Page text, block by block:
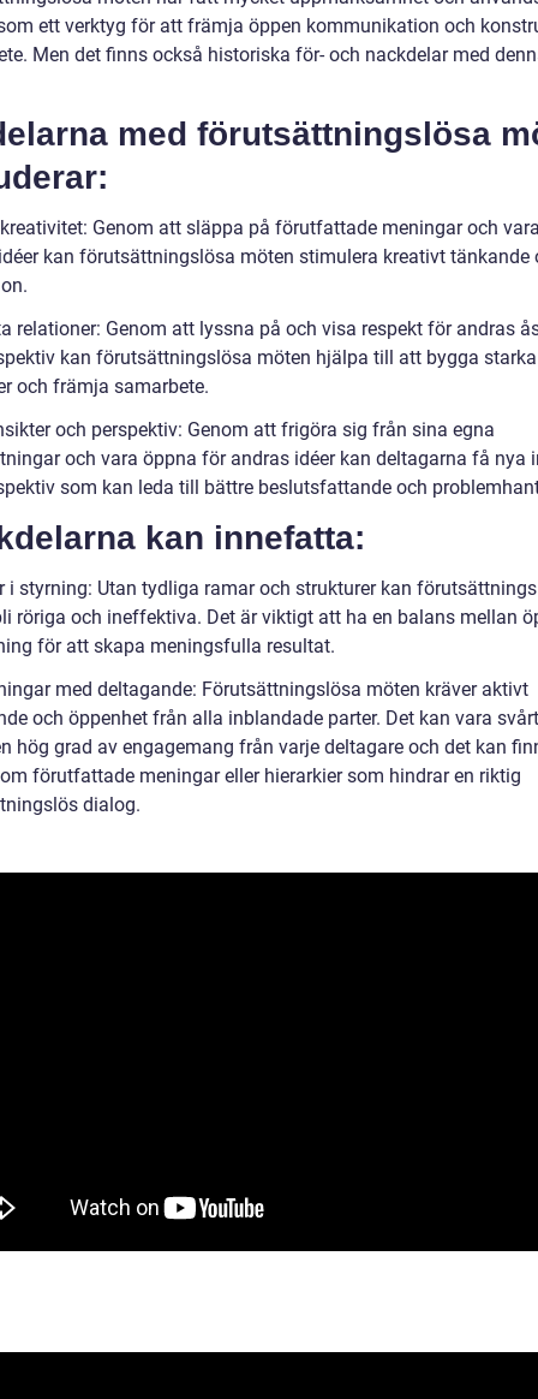
ett verktyg för att främja öppen kommunikation och
Men det finns också historiska för- och nackdelar med
med förutsättningslösa
Genom att släppa på förutfattade meningar och
kan förutsättningslösa möten stimulera kreativt tänkande
relationer: Genom att lyssna på och visa respekt för andras
kan förutsättningslösa möten hjälpa till att bygga
och främja samarbete.
och perspektiv: Genom att frigöra sig från sina egna
och vara öppna för andras idéer kan deltagarna få nya
som kan leda till bättre beslutsfattande och
kan innefatta:
i styrning: Utan tydliga ramar och strukturer kan
röriga och ineffektiva. Det är viktigt att ha en balans mellan
för att skapa meningsfulla resultat.
med deltagande: Förutsättningslösa möten kräver aktivt
och öppenhet från alla inblandade parter. Det kan vara
hög grad av engagemang från varje deltagare och det kan
förutfattade meningar eller hierarkier som hindrar en riktig
dialog.